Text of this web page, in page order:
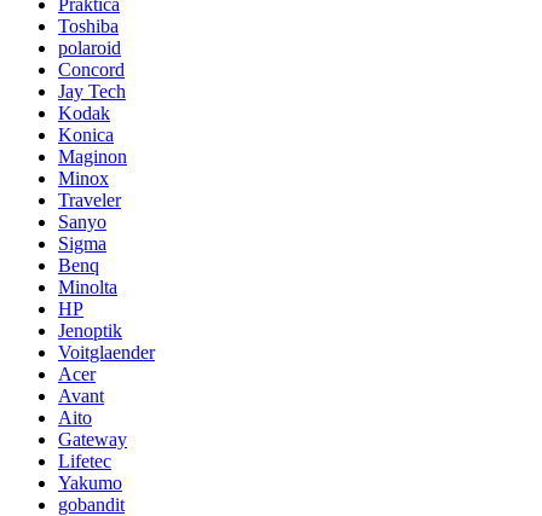
Praktica
Toshiba
polaroid
Concord
Jay Tech
Kodak
Konica
Maginon
Minox
Traveler
Sanyo
Sigma
Benq
Minolta
HP
Jenoptik
Voitglaender
Acer
Avant
Aito
Gateway
Lifetec
Yakumo
gobandit